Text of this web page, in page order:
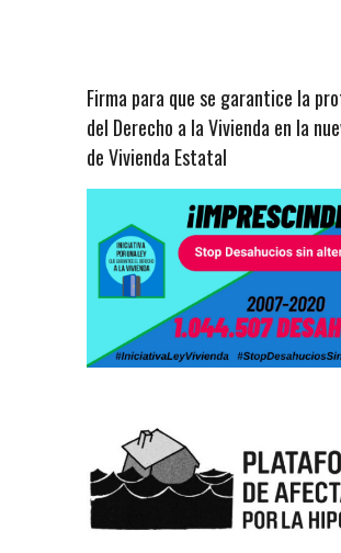
Firma para que se garantice la
del Derecho a la Vivienda en la
de Vivienda Estatal